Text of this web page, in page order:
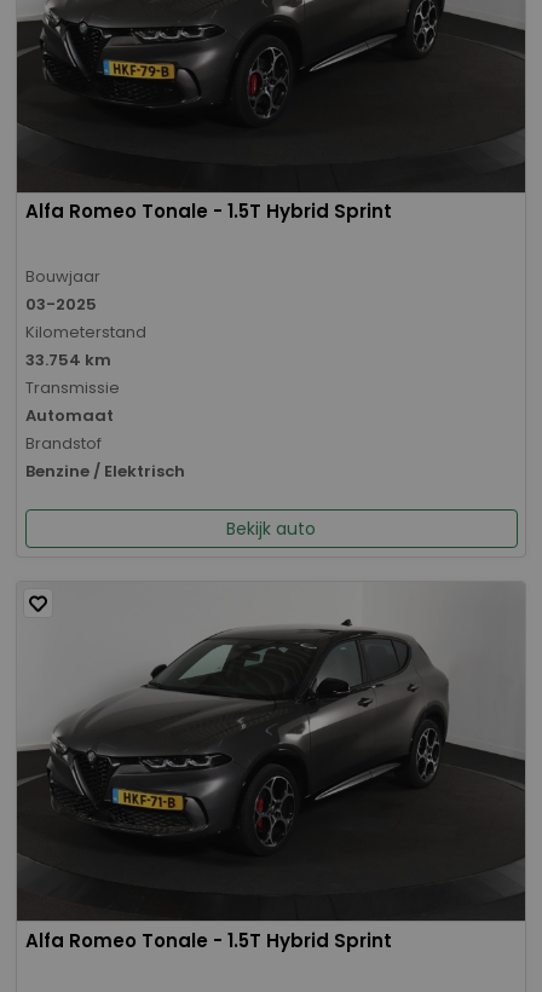
Alfa Romeo Tonale - 1.5T Hybrid Sprint
Bouwjaar
03-2025
Kilometerstand
33.754 km
Transmissie
Automaat
Brandstof
Benzine / Elektrisch
Bekijk auto
Alfa Romeo Tonale - 1.5T Hybrid Sprint